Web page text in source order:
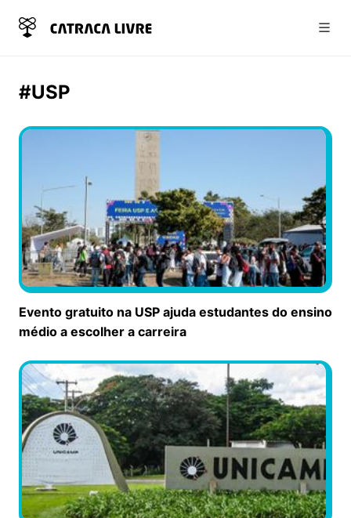
#USP
​Evento gratuito na USP ajuda estudantes do ensino
médio a escolher a carreira